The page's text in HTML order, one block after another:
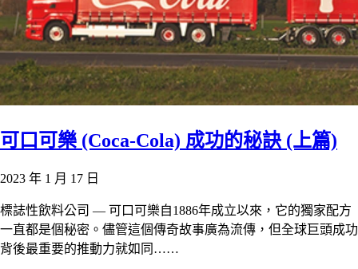
可口可樂 (Coca-Cola) 成功的秘訣 (上篇)
2023 年 1 月 17 日
標誌性飲料公司 — 可口可樂自1886年成立以來，它的獨家配方
一直都是個秘密。儘管這個傳奇故事廣為流傳，但全球巨頭成功
背後最重要的推動力就如同……